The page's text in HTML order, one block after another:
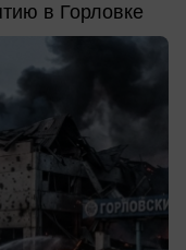
в Горловке